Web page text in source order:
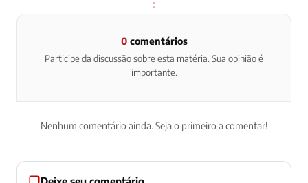
0comentários
Participe da discussão sobre esta matéria. Sua opinião é
importante.
Nenhum comentário ainda. Seja o primeiro a comentar!